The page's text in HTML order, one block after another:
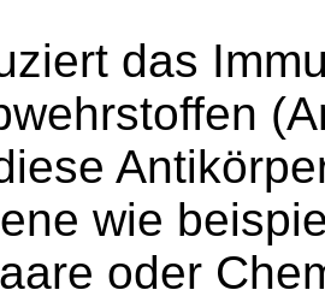
das
wie
oder